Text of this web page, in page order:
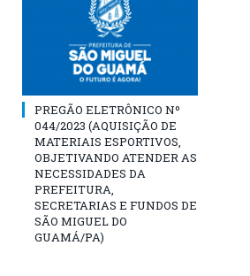
PREGÃO ELETRÔNICO Nº
044/2023 (AQUISIÇÃO DE
MATERIAIS ESPORTIVOS,
OBJETIVANDO ATENDER AS
NECESSIDADES DA
PREFEITURA,
SECRETARIAS E FUNDOS DE
SÃO MIGUEL DO
GUAMÁ/PA)